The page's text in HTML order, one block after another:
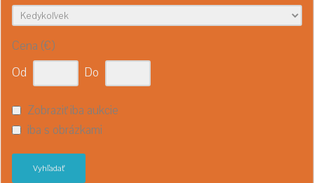
Cena (€)
Od
Do
Zobraziť iba aukcie
iba s obrázkami
Vyhľadať